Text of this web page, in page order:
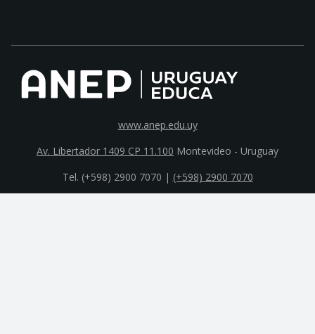
www.anep.edu.uy
Av. Libertador 1409 CP 11.100 Montevideo - Uruguay
Tel. (+598) 2900 7070 | (+598) 2900 7070